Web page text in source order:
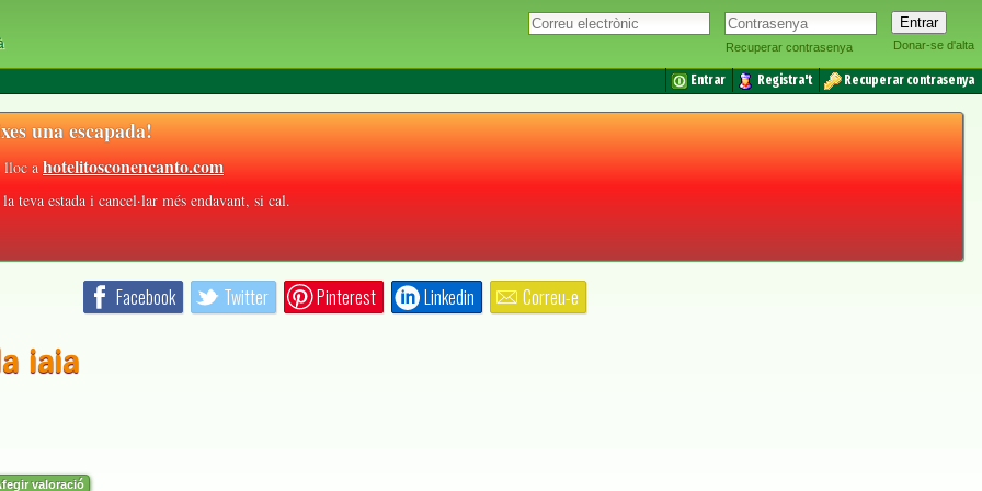
Recuperar contrasenya Donar-se d'alta
Entrar Registra't Recuperar contrasenya
una escapada!
lloc ahotelitosconencanto.com
teva estada i cancel·lar més endavant, si cal.
Facebook Twitter Pinterest Linkedin Correu-e
iaia
valoració